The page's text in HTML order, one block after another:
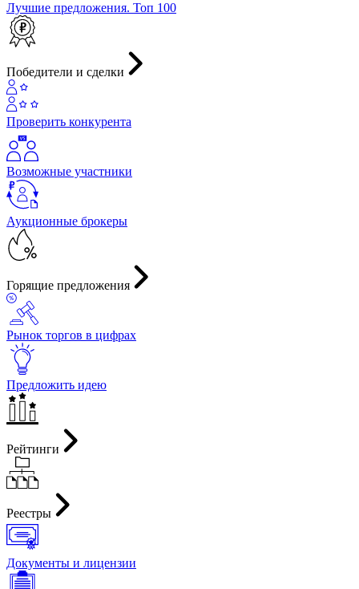
Лучшие предложения. Топ 100
Победители и сделки
Проверить конкурента
Возможные участники
Аукционные брокеры
Горящие предложения
Рынок торгов в цифрах
Предложить идею
Рейтинги
Реестры
Документы и лицензии